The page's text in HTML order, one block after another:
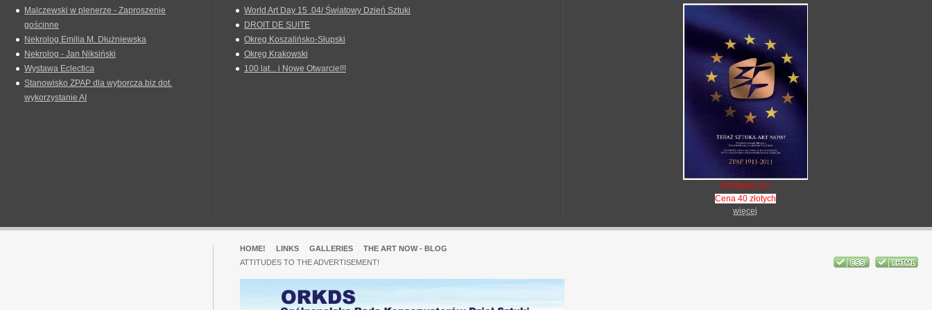
Malczewski w plenerze - Zaproszenie
gościnne
Nekrolog Emilia M. Dłużniewska
Nekrolog - Jan Niksiński
Wystawa Eclectica
Stanowisko ZPAP dla wyborcza.biz dot.
wykorzystanie AI
World Art Day 15 .04/ Światowy Dzień Sztuki
DROIT DE SUITE
Okreg Koszalińsko-Słupski
Okręg Krakowski
100 lat... i Nowe Otwarcie!!!
PROMOCJA!
Cena 40 złotych
więcej
HOME! LINKS GALLERIES
THE ART NOW - BLOG
ATTITUDES TO THE ADVERTISEMENT!